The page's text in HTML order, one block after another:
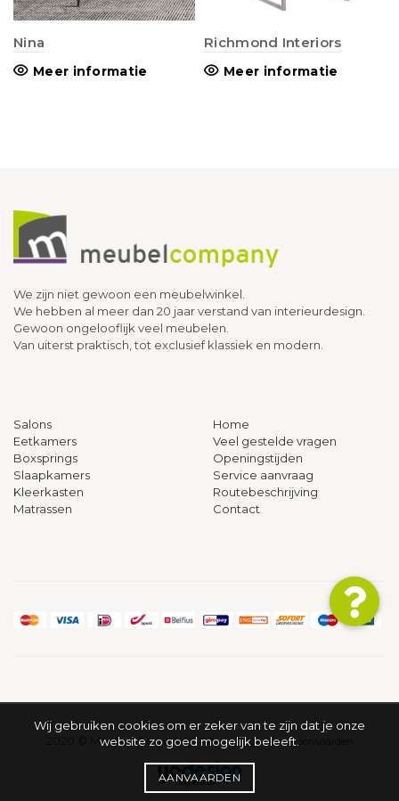
Nina
Meer informatie
Richmond Interiors
Meer informatie
We zijn niet gewoon een meubelwinkel.
We hebben al meer dan 20 jaar verstand van interieurdesign.
Gewoon ongelooflijk veel meubelen.
Van uiterst praktisch, tot exclusief klassiek en modern.
Salons
Eetkamers
Boxsprings
Slaapkamers
Kleerkasten
Matrassen
Home
Veel gestelde vragen
Openingstijden
Service aanvraag
Routebeschrijving
Contact
2020 © Meubel Company Privacy Algemene Voorwaarden
Wij gebruiken cookies om er zeker van te zijn dat je onze
website zo goed mogelijk beleeft.
AANVAARDEN